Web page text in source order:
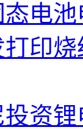
电
印
资